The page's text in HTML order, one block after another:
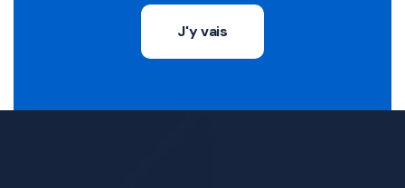
J'y vais